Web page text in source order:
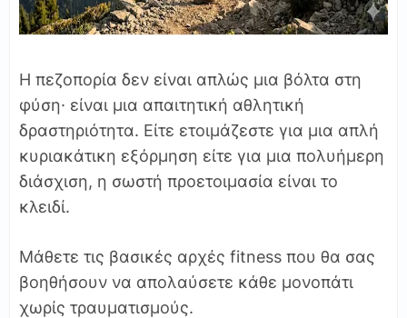
Η πεζοπορία δεν είναι απλώς μια βόλτα στη
φύση· είναι μια απαιτητική αθλητική
δραστηριότητα. Είτε ετοιμάζεστε για μια απλή
κυριακάτικη εξόρμηση είτε για μια πολυήμερη
διάσχιση, η σωστή προετοιμασία είναι το
κλειδί.
Μάθετε τις βασικές αρχές fitness που θα σας
βοηθήσουν να απολαύσετε κάθε μονοπάτι
χωρίς τραυματισμούς.